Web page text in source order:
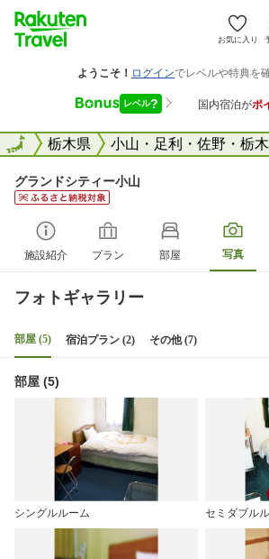
お気に入り
全国栃木県 小山・足利・佐野・栃木
全国
グランドシティー小山
施設紹介 プラン 部屋 写真
フォトギャラリー
部屋 (5) 宿泊プラン (2) その他 (7)
部屋 (5)
シングルルーム セミダブル